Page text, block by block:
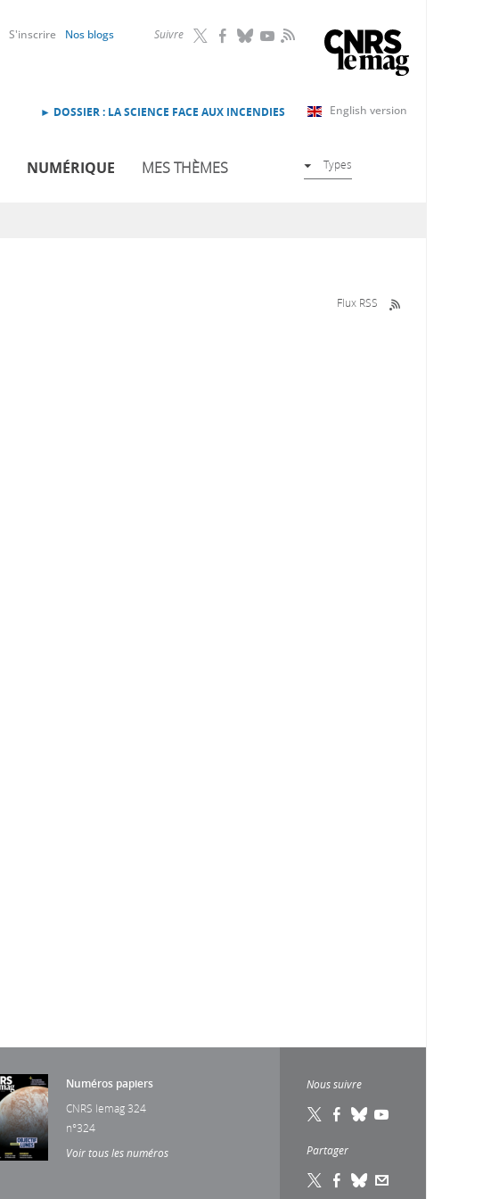
Suivre RSS
S'inscrire Nos blogs
English version
► DOSSIER : LA SCIENCE FACE AUX INCENDIES
NUMÉRIQUE MES THÈMES Types
Flux RSS
Numéros papiers
CNRS lemag 324
n°324
Voir tous les numéros
Nous suivre
Partager